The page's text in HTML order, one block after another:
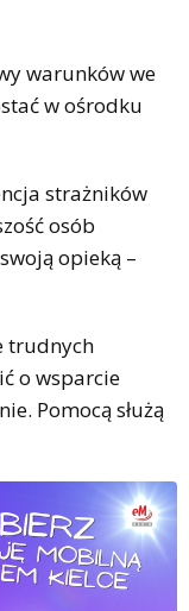
warunków we
w ośrodku
strażników
osób
opieką –
trudnych
o wsparcie
Pomocą służą